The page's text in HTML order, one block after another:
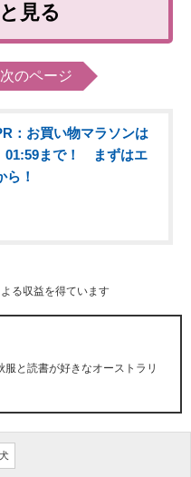
見る
次のページ
：お買い物マラソンは
01:59まで！ まずはエ
ら！
る収益を得ています
服と読書が好きなオーストラリ
犬